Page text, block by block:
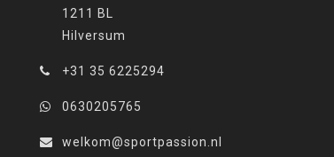
1211 BL
Hilversum
+31 35 6225294
0630205765
welkom@sportpassion.nl